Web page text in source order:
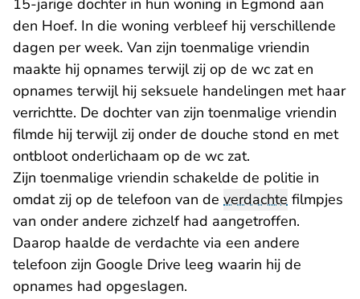
15-jarige dochter in hun woning in Egmond aan
den Hoef. In die woning verbleef hij verschillende
dagen per week. Van zijn toenmalige vriendin
maakte hij opnames terwijl zij op de wc zat en
opnames terwijl hij seksuele handelingen met haar
verrichtte. De dochter van zijn toenmalige vriendin
filmde hij terwijl zij onder de douche stond en met
ontbloot onderlichaam op de wc zat.
Zijn toenmalige vriendin schakelde de politie in
omdat zij op de telefoon van de verdachte filmpjes
van onder andere zichzelf had aangetroffen.
Daarop haalde de verdachte via een andere
telefoon zijn Google Drive leeg waarin hij de
opnames had opgeslagen.